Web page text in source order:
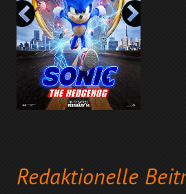
Redaktionelle